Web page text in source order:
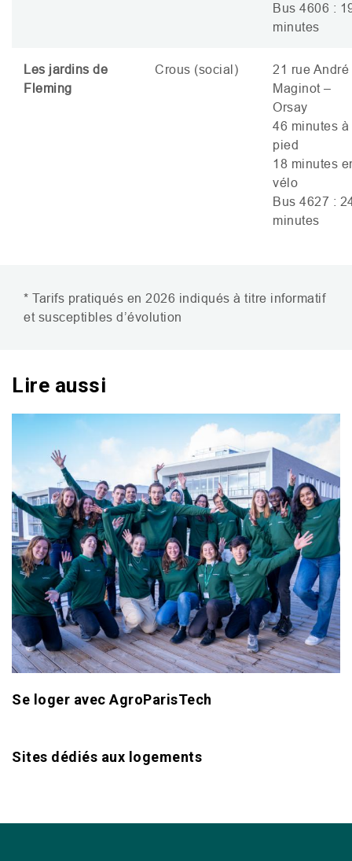
Bus 4606 :
minutes
Les jardins de
Fleming
Crous (social)
21 rue André
Maginot –
Orsay
46 minutes à
pied
18 minutes
vélo
Bus 4627 :
minutes
* Tarifs pratiqués en 2026 indiqués à titre informatif
et susceptibles d’évolution
Lire aussi
Se loger avec AgroParisTech
Sites dédiés aux logements